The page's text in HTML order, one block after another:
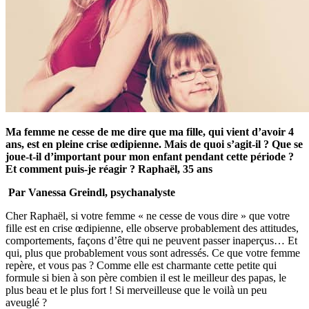
Ma femme ne cesse de me dire que ma fille, qui vient d’avoir 4
ans, est en pleine crise œdipienne. Mais de quoi s’agit-il ? Que se
joue-t-il d’important pour mon enfant pendant cette période ?
Et comment puis-je réagir ? Raphaël, 35 ans
Par Vanessa Greindl, psychanalyste
Cher Raphaël, si votre femme « ne cesse de vous dire » que votre
fille est en crise œdipienne, elle observe probablement des attitudes,
comportements, façons d’être qui ne peuvent passer inaperçus… Et
qui, plus que probablement vous sont adressés. Ce que votre femme
repère, et vous pas ? Comme elle est charmante cette petite qui
formule si bien à son père combien il est le meilleur des papas, le
plus beau et le plus fort ! Si merveilleuse que le voilà un peu
aveuglé ?